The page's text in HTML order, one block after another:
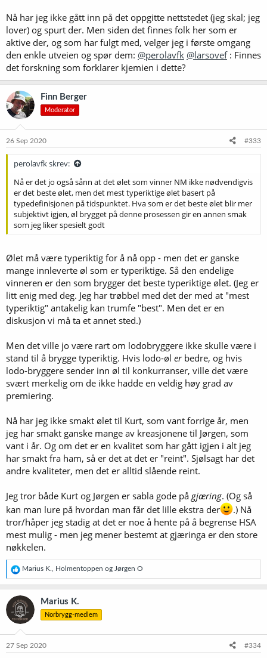
Nå har jeg ikke gått inn på det oppgitte nettstedet (jeg skal; jeg
lover) og spurt der. Men siden det finnes folk her som er
aktive der, og som har fulgt med, velger jeg i første omgang
den enkle utveien og spør dem: @perolavfk @larsovef: Finnes
det forskning som forklarer kjemien i dette?
Finn Berger
Moderator
26 Sep 2020 #333
perolavfk skrev:
Nå er det jo også sånn at det ølet som vinner NM ikke nødvendigvis
er det beste ølet, men det mest typeriktige ølet basert på
typedefinisjonen på tidspunktet. Hva som er det beste ølet blir mer
subjektivt igjen, øl brygget på denne prosessen gir en annen smak
som jeg liker spesielt godt
Ølet må være typeriktig for å nå opp - men det er ganske
mange innleverte øl som er typeriktige. Så den endelige
vinneren er den som brygger det beste typeriktige ølet. (Jeg er
litt enig med deg. Jeg har trøbbel med det der med at "mest
typeriktig" antakelig kan trumfe "best". Men det er en
diskusjon vi må ta et annet sted.)
Men det ville jo være rart om lodobryggere ikke skulle være i
stand til å brygge typeriktig. Hvis lodo-øl erbedre, og hvis
lodo-bryggere sender inn øl til konkurranser, ville det være
svært merkelig om de ikke hadde en veldig høy grad av
premiering.
Nå har jeg ikke smakt ølet til Kurt, som vant forrige år, men
jeg har smakt ganske mange av kreasjonene til Jørgen, som
vant i år. Og om det er en kvalitet som har gått igjen i alt jeg
har smakt fra ham, så er det at det er "reint". Sjølsagt har det
andre kvaliteter, men det er alltid slående reint.
Jeg tror både Kurt og Jørgen er sabla gode på gjæring. (Og så
kan man lure på hvordan man får det lille ekstra der
.) Nå
tror/håper jeg stadig at det er noe å hente på å begrense HSA
mest mulig - men jeg mener bestemt at gjæringa er den store
nøkkelen.
R
e
a
k
s
j
o
e
Marius K. Holmentoppen og Jørgen O
Marius K.
Norbrygg-medlem
27 Sep 2020 #334